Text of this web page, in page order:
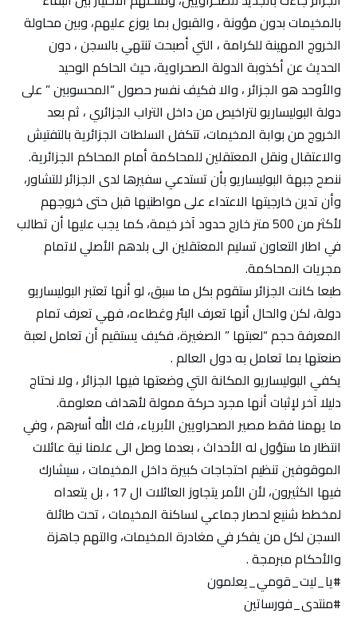
بالمخيمات بدون مؤونة ، والقبول بما يوزع عليهم، وبين محاولة
الخروج المهينة للكرامة ، التي أصبحت تنتهي بالسجن ، دون
الحديث عن أكذوبة الدولة الصحراوية، حيث الحاكم الوحيد
والأوحد هو الجزائر ، والا فكيف نفسر حصول “المحسوبين ” على
دولة البوليساريو لتراخيص من داخل التراب الجزائري ، ثم بعد
الخروج من بوابة المخيمات، تتكفل السلطات الجزائرية بالتفتيش
والاعتقال ونقل المعتقلين للمحاكمة أمام المحاكم الجزائرية.
ننصح جبهة البوليساريو بأن تستدعي سفيرها لدى الجزائر للتشاور،
وأن تدين خارجيتها الاعتداء على مواطنيها قبل حتى خروجهم
لأكثر من 500 متر خارج حدود آخر خيمة، كما يجب عليها أن تطالب
في اطار التعاون تسليم المعتقلين الى بلدهم الأصلي لاتمام
مجريات المحاكمة.
طبعا كانت الجزائر ستقوم بكل ما سبق، لو أنها تعتبر البوليساريو
دولة، لكن والحال أنها تعرف البئر وغطاءه، فهي تعرف تمام
المعرفة حجم “لعبتها ” الصغيرة، فكيف يستقيم أن تعامل لعبة
صنعتها بما تعامل به دول العالم .
يكفي البوليساريو المكانة التي وضعتها فيها الجزائر ، ولا نحتاج
دليلا آخر لإثبات أنها مجرد حركة ممولة لأهداف معلومة.
ما يهمنا فقط مصير الصحراويين الأبرياء، فك الله أسرهم ، وفي
انتظار ما ستؤول له الأحداث ، بعدما وصل الى علمنا نية عائلات
الموقوفين تنظيم احتجاجات كبيرة داخل المخيمات ، سيشارك
فيها الكثيرون، لأن الأمر يتجاوز العائلات ال 17 ، بل يتعداه
لمخطط شنيع لحصار جماعي لساكنة المخيمات ، تحت طائلة
السجن لكل من يفكر في مغادرة المخيمات، والتهم جاهزة
والأحكام مبرمجة .
#يا_ليت_قومي_يعلمون
#منتدى_فورساتين